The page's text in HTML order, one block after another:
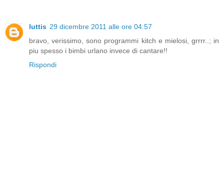
luttis 29 dicembre 2011 alle ore 04:57
bravo, verissimo, sono programmi kitch e mielosi, grrrr..; in
piu spesso i bimbi urlano invece di cantare!!
Rispondi